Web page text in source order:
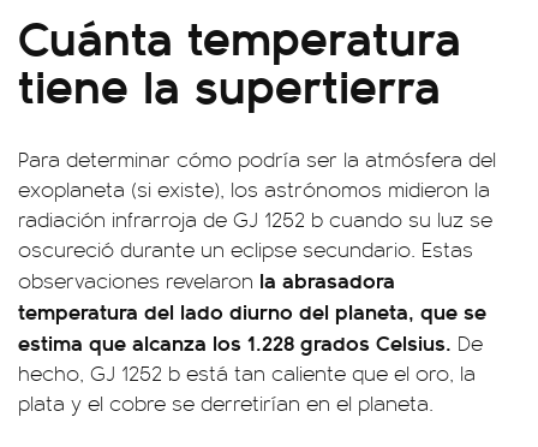
Cuánta temperatura
tiene la supertierra
Para determinar cómo podría ser la atmósfera del
exoplaneta (si existe), los astrónomos midieron la
radiación infrarroja de GJ 1252 b cuando su luz se
oscureció durante un eclipse secundario. Estas
observaciones revelaron la abrasadora
temperatura del lado diurno del planeta, que se
estima que alcanza los 1.228 grados Celsius. De
hecho, GJ 1252 b está tan caliente que el oro, la
plata y el cobre se derretirían en el planeta.